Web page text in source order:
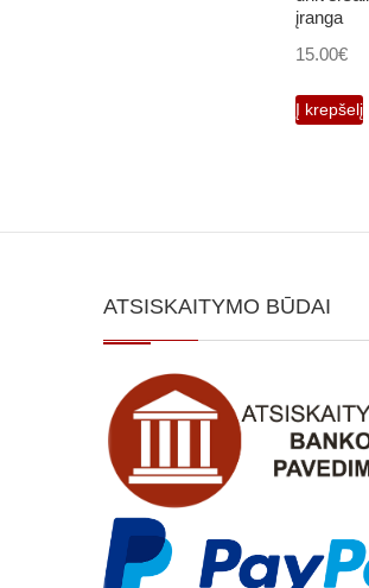
įranga
15.00€
Į krepšelį
ATSISKAITYMO BŪDAI